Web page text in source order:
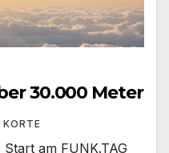
30.000 Meter
KORTE
am FUNK.TAG